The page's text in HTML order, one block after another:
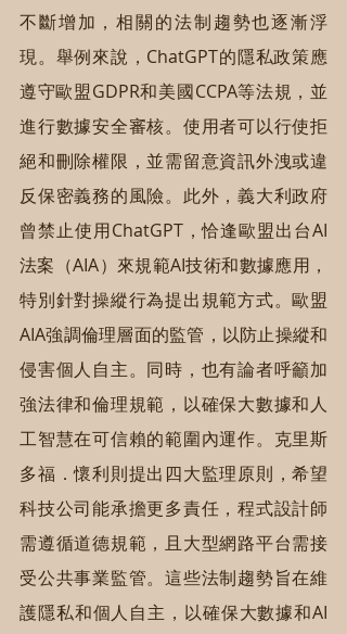
不斷增加，相關的法制趨勢也逐漸浮
現。舉例來說，ChatGPT的隱私政策應
遵守歐盟GDPR和美國CCPA等法規，並
進行數據安全審核。使用者可以行使拒
絕和刪除權限，並需留意資訊外洩或違
反保密義務的風險。此外，義大利政府
曾禁止使用ChatGPT，恰逢歐盟出台AI
法案（AIA）來規範AI技術和數據應用，
特別針對操縱行為提出規範方式。歐盟
AIA強調倫理層面的監管，以防止操縱和
侵害個人自主。同時，也有論者呼籲加
強法律和倫理規範，以確保大數據和人
工智慧在可信賴的範圍內運作。克里斯
多福．懷利則提出四大監理原則，希望
科技公司能承擔更多責任，程式設計師
需遵循道德規範，且大型網路平台需接
受公共事業監管。這些法制趨勢旨在維
護隱私和個人自主，以確保大數據和AI